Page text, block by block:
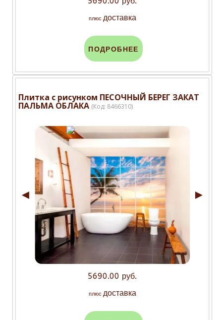
плюс доставка
ПОДРОБНЕЕ
Плитка с рисунком ПЕСОЧНЫЙ БЕРЕГ ЗАКАТ
ПАЛЬМА ОБЛАКА (Код: 8466310)
◄ ►
5690.00 руб.
плюс доставка